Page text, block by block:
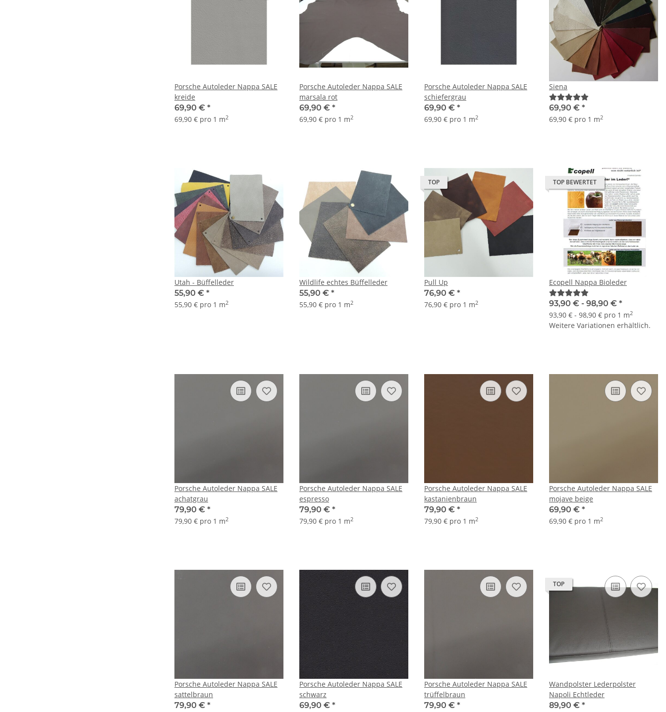
Porsche Autoleder Nappa SALE
kreide
69,90 € *
69,90 € pro 1 m2
Porsche Autoleder Nappa SALE
marsala rot
69,90 € *
69,90 € pro 1 m2
Porsche Autoleder Nappa SALE
schiefergrau
69,90 € *
69,90 € pro 1 m2
Siena
69,90 € *
69,90 € pro 1 m2
Utah - Büffelleder
55,90 € *
55,90 € pro 1 m2
Wildlife echtes Büffelleder
55,90 € *
55,90 € pro 1 m2
TOP
Pull Up
76,90 € *
76,90 € pro 1 m2
TOP BEWERTET
Ecopell Nappa Bioleder
93,90 € - 98,90 € *
93,90 € - 98,90 € pro 1 m2
Weitere Variationen erhältlich.
Porsche Autoleder Nappa SALE
achatgrau
79,90 € *
79,90 € pro 1 m2
Porsche Autoleder Nappa SALE
espresso
79,90 € *
79,90 € pro 1 m2
Porsche Autoleder Nappa SALE
kastanienbraun
79,90 € *
79,90 € pro 1 m2
Porsche Autoleder Nappa SALE
mojave beige
69,90 € *
69,90 € pro 1 m2
Porsche Autoleder Nappa SALE
sattelbraun
79,90 € *
Porsche Autoleder Nappa SALE
schwarz
69,90 € *
Porsche Autoleder Nappa SALE
trüffelbraun
79,90 € *
TOP
Wandpolster Lederpolster
Napoli Echtleder
89,90 € *